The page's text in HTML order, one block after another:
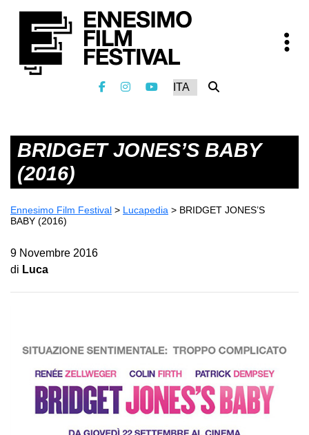
BRIDGET JONES’S BABY
(2016)
Ennesimo Film Festival > Lucapedia > BRIDGET JONES’S
BABY (2016)
9 Novembre 2016
di Luca